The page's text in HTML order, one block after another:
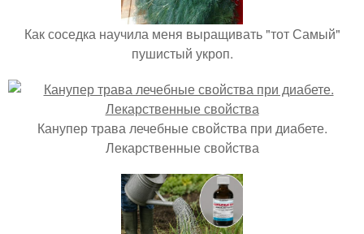
Как соседка научила меня выращивать "тот Самый"
пушистый укроп.
Канупер трава лечебные свойства при диабете.
Лекарственные свойства